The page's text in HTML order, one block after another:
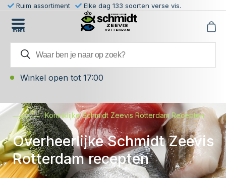
Ruim assortiment Elke dag 133 soorten verse vis.
menu
Winkel open tot 17:00
Koninklijke Schmidt Zeevis Rotterdam Recepten
Overheerlijke Schmidt Zeevis
Rotterdam recepten